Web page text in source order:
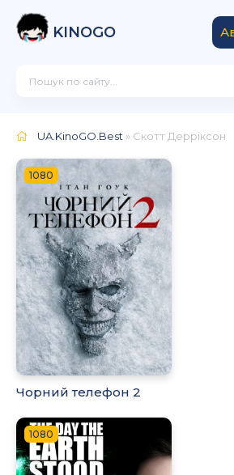
KINOGO
UA.KinoGO.Best » Скотт Дерріксон
1080
Чорний телефон 2
1080